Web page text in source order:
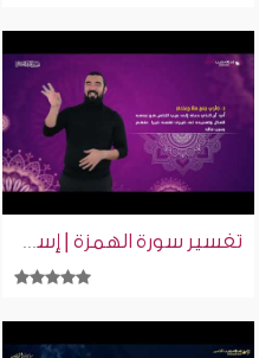
تفسير سورة الهمزة | إسلام ويب | بلغة الإشارة